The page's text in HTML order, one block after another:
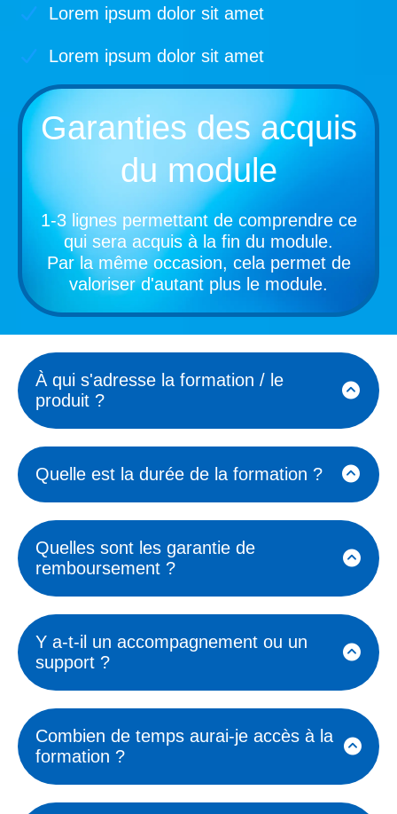
Lorem ipsum dolor sit amet
Lorem ipsum dolor sit amet
Garanties des acquis
du module
1-3 lignes permettant de comprendre ce
qui sera acquis à la fin du module.
Par la même occasion, cela permet de
valoriser d'autant plus le module.
À qui s'adresse la formation / le
produit ?
intermédiaire, avancé) ou si le
produit correspond à leurs besoins
spécifiques.
Quelle est la durée de la formation ?
consacrer à la formation, nombre
d'heures ou de semaines, incluant
heures de formations + temps de
travail, à détailler précisément.
Quelles sont les garantie de
remboursement ?
associées (par exemple, garantie de
remboursement sous 14 jours).
Y a-t-il un accompagnement ou un
support ?
réponses).
Ou si un accès à un support est
inclus.
Combien de temps aurai-je accès à la
formation ?